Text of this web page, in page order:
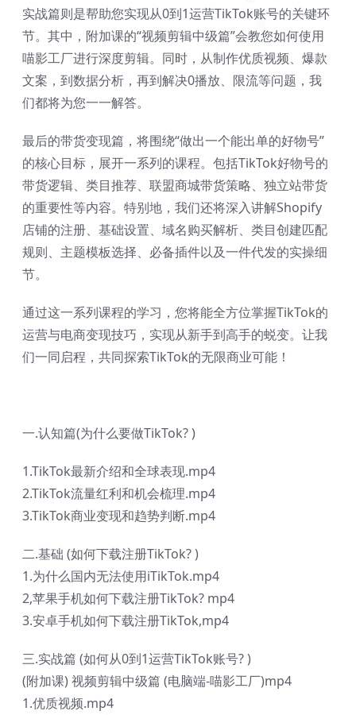
❅
❅
❅
❅
实战篇则是帮助您实现从0到1运营TikTok账号的关键环
节。其中，附加课的“视频剪辑中级篇”会教您如何使用
喵影工厂进行深度剪辑。同时，从制作优质视频、爆款
文案，到数据分析，再到解决0播放、限流等问题，我
们都将为您一一解答。
最后的带货变现篇，将围绕“做出一个能出单的好物号”
的核心目标，展开一系列的课程。包括TikTok好物号的
带货逻辑、类目推荐、联盟商城带货策略、独立站带货
的重要性等内容。特别地，我们还将深入讲解Shopify
店铺的注册、基础设置、域名购买解析、类目创建匹配
规则、主题模板选择、必备插件以及一件代发的实操细
节。
通过这一系列课程的学习，您将能全方位掌握TikTok的
运营与电商变现技巧，实现从新手到高手的蜕变。让我
们一同启程，共同探索TikTok的无限商业可能！
一.认知篇(为什么要做TikTok? )
1.TikTok最新介绍和全球表现.mp4
2.TikTok流量红利和机会梳理.mp4
3.TikTok商业变现和趋势判断.mp4
二.基础 (如何下载注册TikTok? )
1.为什么国内无法使用iTikTok.mp4
2,苹果手机如何下载注册TikTok? mp4
3.安卓手机如何下载注册TikTok,mp4
三.实战篇 (如何从0到1运营TikTok账号? )
(附加课) 视频剪辑中级篇 (电脑端-喵影工厂)mp4
1.优质视频.mp4